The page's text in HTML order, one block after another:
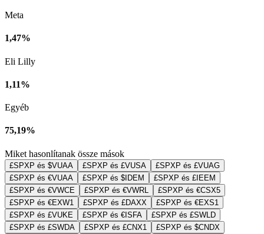
Meta
1,47%
Eli Lilly
1,11%
Egyéb
75,19%
Miket hasonlítanak össze mások
£SPXP és $VUAA £SPXP és £VUSA
£SPXP és £VUAG
£SPXP és €VUAA
£SPXP és $IDEM
£SPXP és £IEEM
£SPXP és €VWCE
£SPXP és €VWRL
£SPXP és €CSX5
£SPXP és €EXW1
£SPXP és £DAXX
£SPXP és €EXS1
£SPXP és £VUKE
£SPXP és €ISFA
£SPXP és £SWLD
£SPXP és £SWDA
£SPXP és £CNX1
£SPXP és $CNDX